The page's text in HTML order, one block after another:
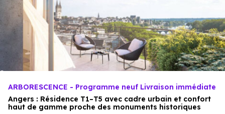
ARBORESCENCE - Programme neuf Livraison immédiate
Angers : Résidence T1–T5 avec cadre urbain et confort
haut de gamme proche des monuments historiques